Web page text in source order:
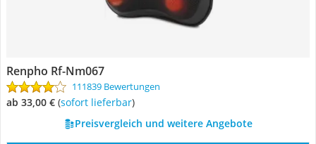
Renpho Rf-Nm067
111839 Bewertungen
ab 33,00 € ( Sofort lieferbar)
Preisvergleich und weitere Angebote